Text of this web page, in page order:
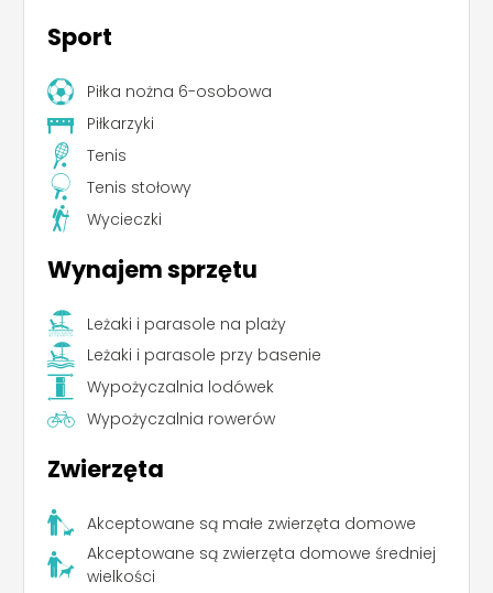
Sport
Piłka nożna 6-osobowa
Piłkarzyki
Tenis
Tenis stołowy
Wycieczki
Wynajem sprzętu
Leżaki i parasole na plaży
Leżaki i parasole przy basenie
Wypożyczalnia lodówek
Wypożyczalnia rowerów
Zwierzęta
Akceptowane są małe zwierzęta domowe
Akceptowane są zwierzęta domowe średniej
wielkości
Leaflet